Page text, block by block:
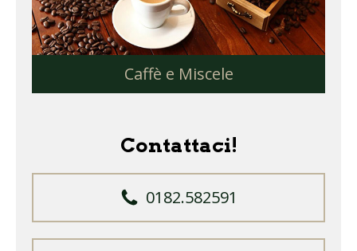
Caffè e Miscele
Contattaci!
0182.582591